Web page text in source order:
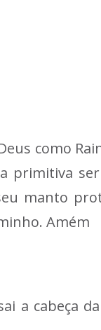
como
primitiva
manto
Amém
a cabeça